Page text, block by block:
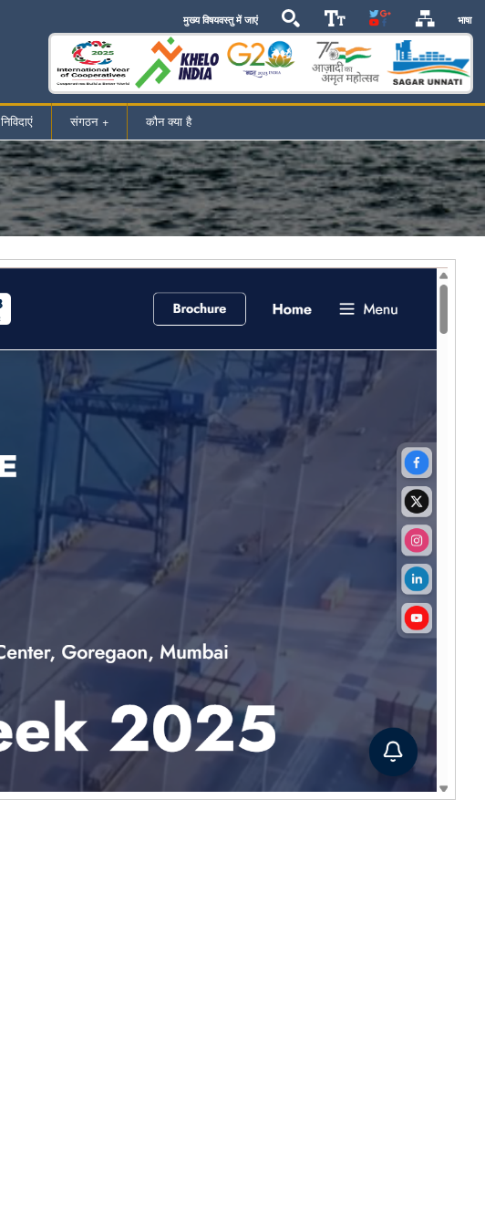
मुख्य विषयवस्तु में जाएं भाषा
निविदाएं संगठन कौन क्या है